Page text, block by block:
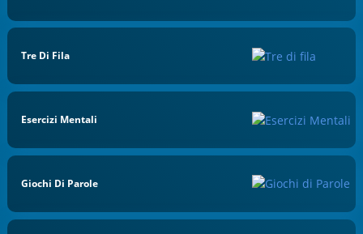
Tre Di Fila
Esercizi Mentali
Giochi Di Parole